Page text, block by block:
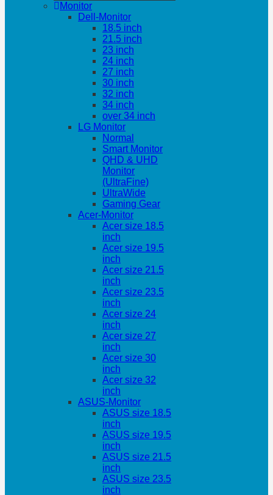
Monitor
Dell-Monitor
18.5 inch
21.5 inch
23 inch
24 inch
27 inch
30 inch
32 inch
34 inch
over 34 inch
LG Monitor
Normal
Smart Monitor
QHD & UHD
Monitor
(UltraFine)
UltraWide
Gaming Gear
Acer-Monitor
Acer size 18.5
inch
Acer size 19.5
inch
Acer size 21.5
inch
Acer size 23.5
inch
Acer size 24
inch
Acer size 27
inch
Acer size 30
inch
Acer size 32
inch
ASUS-Monitor
ASUS size 18.5
inch
ASUS size 19.5
inch
ASUS size 21.5
inch
ASUS size 23.5
inch